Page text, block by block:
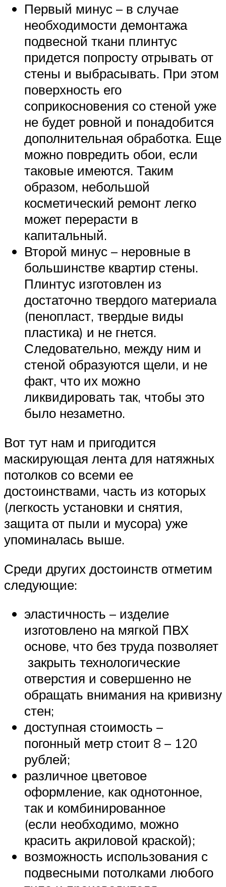
Первый минус – в случае
необходимости демонтажа
подвесной ткани плинтус
придется попросту отрывать от
стены и выбрасывать. При этом
поверхность его
соприкосновения со стеной уже
не будет ровной и понадобится
дополнительная обработка. Еще
можно повредить обои, если
таковые имеются. Таким
образом, небольшой
косметический ремонт легко
может перерасти в
капитальный.
Второй минус – неровные в
большинстве квартир стены.
Плинтус изготовлен из
достаточно твердого материала
(пенопласт, твердые виды
пластика) и не гнется.
Следовательно, между ним и
стеной образуются щели, и не
факт, что их можно
ликвидировать так, чтобы это
было незаметно.
Вот тут нам и пригодится
маскирующая лента для натяжных
потолков со всеми ее
достоинствами, часть из которых
(легкость установки и снятия,
защита от пыли и мусора) уже
упоминалась выше.
Среди других достоинств отметим
следующие:
эластичность – изделие
изготовлено на мягкой ПВХ
основе, что без труда позволяет
закрыть технологические
отверстия и совершенно не
обращать внимания на кривизну
стен;
доступная стоимость –
погонный метр стоит 8 – 120
рублей;
различное цветовое
оформление, как однотонное,
так и комбинированное
(если необходимо, можно
красить акриловой краской);
возможность использования с
подвесными потолками любого